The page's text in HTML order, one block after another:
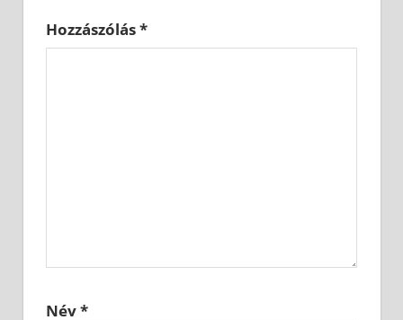
Hozzászólás*
Név*